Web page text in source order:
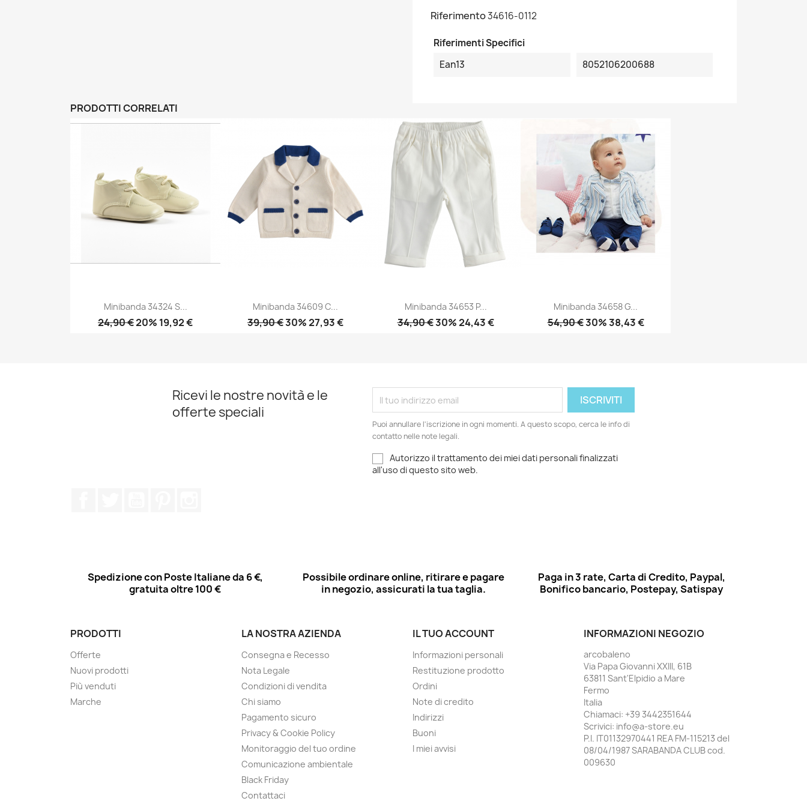
Riferimento34616-0112
Riferimenti Specifici
Ean13
8052106200688
PRODOTTI CORRELATI
Minibanda 34324 S...
24,90 €20% 19,92 €
Minibanda 34609 C...
39,90 €30% 27,93 €
Minibanda 34653 P...
34,90 €30% 24,43 €
Minibanda 34658 G...
54,90 €30% 38,43 €
Ricevi le nostre novità e le
offerte speciali
Puoi annullare l'iscrizione in ogni momenti. A questo scopo, cerca le info di
contatto nelle note legali.
Autorizzo il trattamento dei miei dati personali finalizzati
all'uso di questo sito web.
Spedizione con Poste Italiane da 6 €,
gratuita oltre 100 €
Possibile ordinare online, ritirare e pagare
in negozio, assicurati la tua taglia.
Paga in 3 rate, Carta di Credito, Paypal,
Bonifico bancario, Postepay, Satispay
PRODOTTI
Offerte
Nuovi prodotti
Più venduti
Marche
LA NOSTRA AZIENDA
Consegna e Recesso
Nota Legale
Condizioni di vendita
Chi siamo
Pagamento sicuro
Privacy & Cookie Policy
Monitoraggio del tuo ordine
Comunicazione ambientale
Black Friday
Contattaci
IL TUO ACCOUNT
Informazioni personali
Restituzione prodotto
Ordini
Note di credito
Indirizzi
Buoni
I miei avvisi
INFORMAZIONI NEGOZIO
arcobaleno
Via Papa Giovanni XXIII, 61B
63811 Sant'Elpidio a Mare
Fermo
Italia
Chiamaci: +39 3442351644
Scrivici: info@a-store.eu
P.I. IT01132970441 REA FM-115213 del
08/04/1987 SARABANDA CLUB cod.
009630